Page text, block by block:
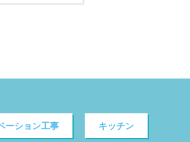
ーション工事 キッチン